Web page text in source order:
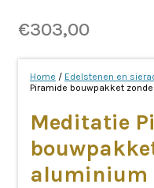
€303,00
Home / Edelstenen en
Piramide bouwpakket
Meditatie
aluminium